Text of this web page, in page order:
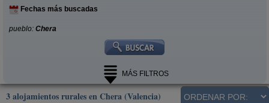
Fechas más buscadas
pueblo: Chera
MÁS FILTROS
3 alojamientos rurales en Chera (Valencia)